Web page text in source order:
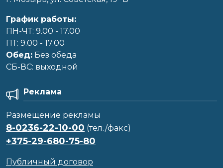
График работы:
ПН-ЧТ: 9.00 - 17.00
ПТ: 9.00 - 17.00
Обед: Без обеда
CБ-ВС: выходной
Реклама
Размещение рекламы
8-0236-22-10-00 (тел./факс)
+375-29-680-75-80
Публичный договор